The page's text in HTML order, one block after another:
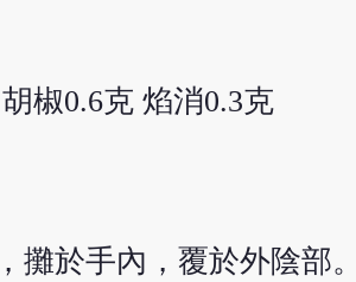
椒0.6克 焰消0.3克
攤於手內，覆於外陰部。